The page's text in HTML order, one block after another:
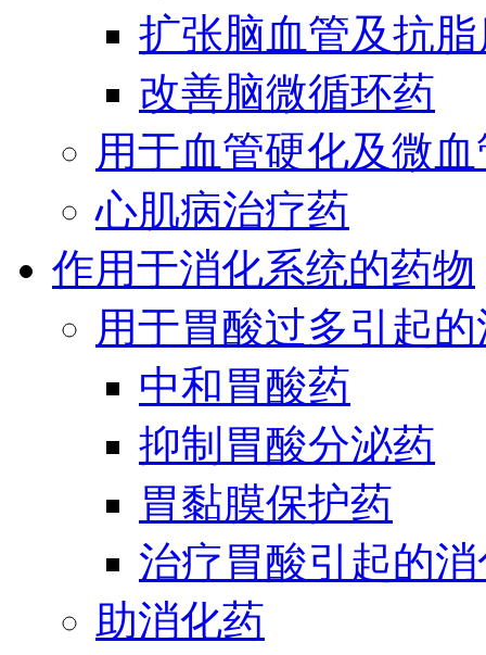
扩张脑血管及抗
改善脑微循环药
用于血管硬化及微
心肌病治疗药
作用于消化系统的药物
用于胃酸过多引起
中和胃酸药
抑制胃酸分泌药
胃黏膜保护药
治疗胃酸引起的
助消化药